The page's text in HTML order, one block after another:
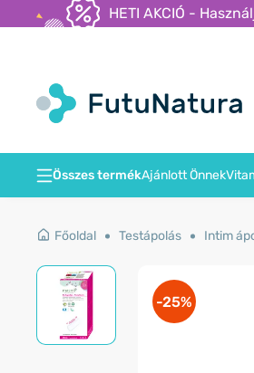
HETI AKCIÓ -
Összes termékAjánlott Önnek
Főoldal Testápolás Intim
-25%